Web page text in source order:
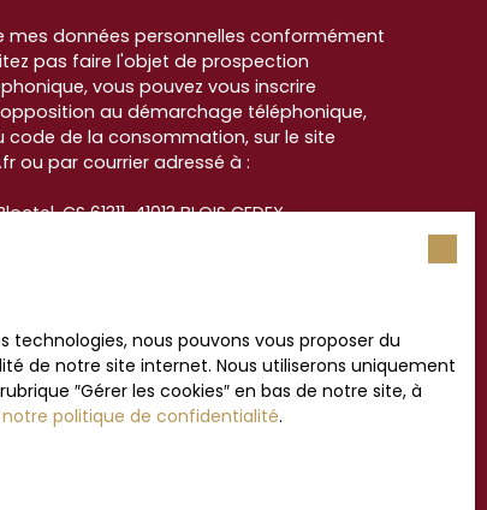
données personnelles conformément
pas faire l'objet de prospection
vous pouvez vous inscrire
au démarchage téléphonique,
code de la consommation, sur le site
ou par courrier adressé à :
CS 61311, 41013 BLOIS CEDEX.
des annonces
nous pouvons vous proposer du
de notre site internet. Nous utiliserons uniquement
″Gérer les cookies″ en bas de notre site, à
notre politique de confidentialité.